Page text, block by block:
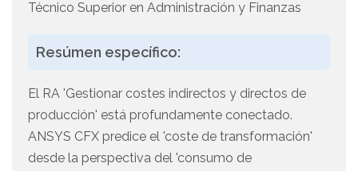
Técnico Superior en Administración y Finanzas
Resúmen específico:
El RA 'Gestionar costes indirectos y directos de
producción' está profundamente conectado.
ANSYS CFX predice el 'coste de transformación'
desde la perspectiva del 'consumo de